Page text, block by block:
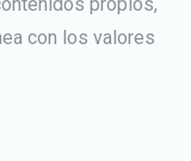
con los valores